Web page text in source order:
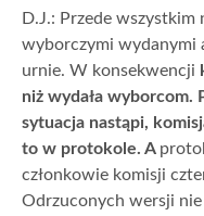
D.J.: Przede
wyborczymi wydanymi
urnie. W konsekwencji
niż wydała wyborcom.
sytuacja nastąpi,
to w protokole. A
członkowie komisji
Odrzuconych wersji